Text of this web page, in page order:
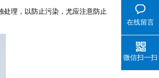
理，以防止污染，尤应注意防止
在线留言
微信扫一扫